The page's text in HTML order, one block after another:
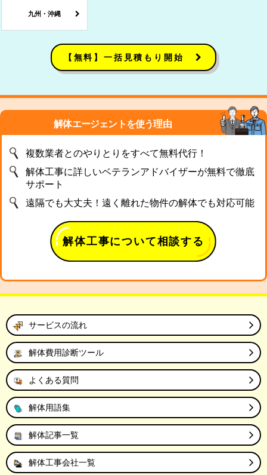
九州・沖縄
【無料】一括見積もり開始
解体エージェントを使う理由
複数業者とのやりとりをすべて無料代行！
解体工事に詳しいベテランアドバイザーが無料で徹底
サポート
遠隔でも大丈夫！遠く離れた物件の解体でも対応可能
解体工事について相談する
サービスの流れ
解体費用診断ツール
よくある質問
解体用語集
解体記事一覧
解体工事会社一覧